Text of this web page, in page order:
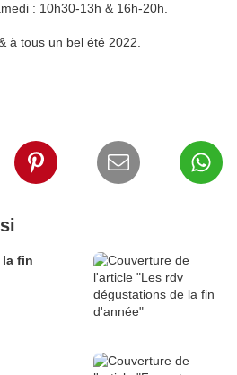
: 10h30-13h & 16h-20h.
à tous un bel été 2022.
la fin